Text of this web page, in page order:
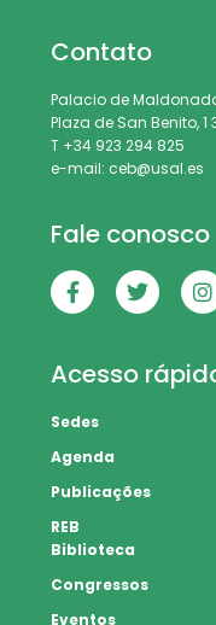
Contato
Palacio de
Plaza de San Benito,
T +34 923 294 825
e-mail: ceb@usal.es
Fale conosco
Acesso
Sedes
Agenda
Publicações
REB
Biblioteca
Congressos
Eventos